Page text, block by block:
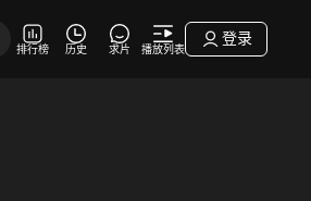
排行榜 历史 求片 播放列表
登录